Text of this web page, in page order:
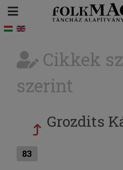
Cikkek
szerint
Grozdits
83